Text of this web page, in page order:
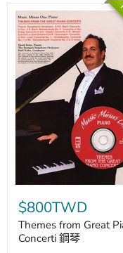
Piano
協
奏
曲
鋼
琴
Themes
from
Great
Piano
Concerti
鋼
$800TWD
Themes from Great
Concerti 鋼琴